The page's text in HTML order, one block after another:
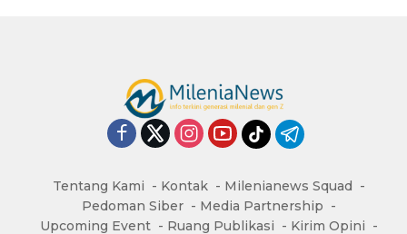
Tentang Kami Kontak
Milenianews Squad
Pedoman Siber
Media Partnership
Upcoming Event
Ruang Publikasi Kirim Opini